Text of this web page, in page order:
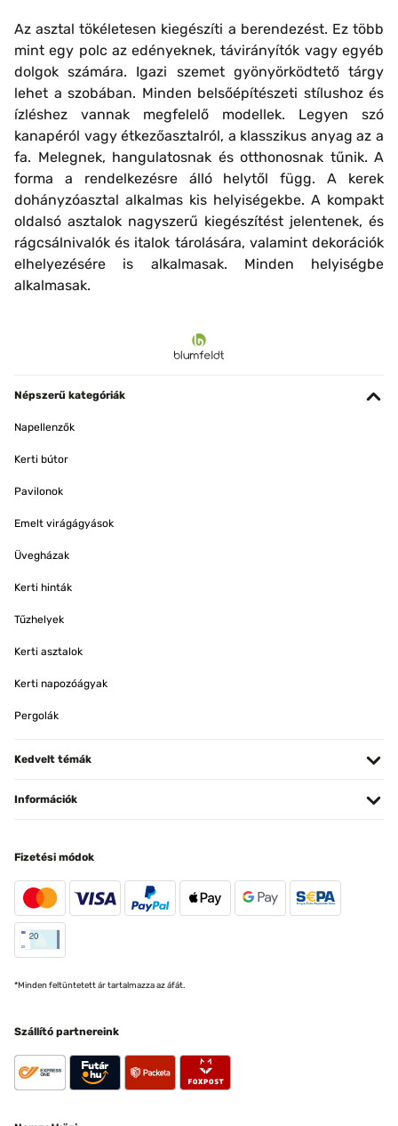
Az asztal tökéletesen kiegészíti a berendezést. Ez több
mint egy polc az edényeknek, távirányítók vagy egyéb
dolgok számára. Igazi szemet gyönyörködtető tárgy
lehet a szobában. Minden belsőépítészeti stílushoz és
ízléshez vannak megfelelő modellek. Legyen szó
kanapéról vagy étkezőasztalról, a klasszikus anyag az a
fa. Melegnek, hangulatosnak és otthonosnak tűnik. A
forma a rendelkezésre álló helytől függ. A kerek
dohányzóasztal alkalmas kis helyiségekbe. A kompakt
oldalsó asztalok nagyszerű kiegészítést jelentenek, és
rágcsálnivalók és italok tárolására, valamint dekorációk
elhelyezésére is alkalmasak. Minden helyiségbe
alkalmasak.
Népszerű kategóriák
Napellenzők
Kerti bútor
Pavilonok
Emelt virágágyások
Üvegházak
Kerti hinták
Tűzhelyek
Kerti asztalok
Kerti napozóágyak
Pergolák
Kedvelt témák
Információk
Fizetési módok
*Minden feltüntetett ár tartalmazza az áfát.
Szállító partnereink